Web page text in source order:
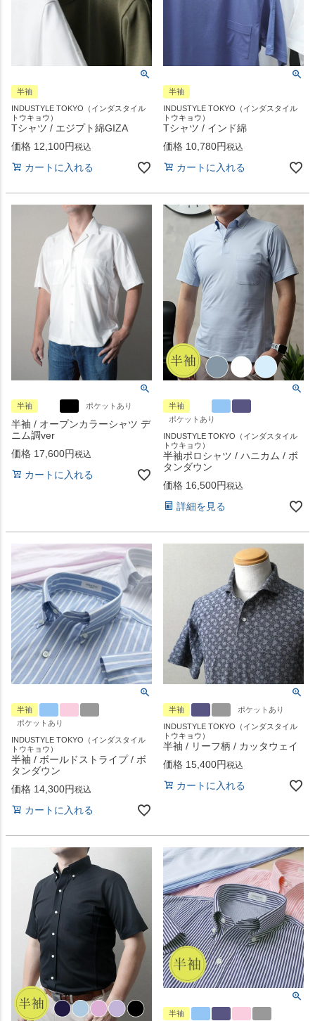
半袖
INDUSTYLE TOKYO（インダスタイル
トウキョウ）
Tシャツ / エジプト綿GIZA
価格 12,100 税込
カートに入れる
半袖
INDUSTYLE TOKYO（インダスタイル
トウキョウ）
Tシャツ / インド綿
価格 10,780 税込
カートに入れる
半袖 ポケットあり
半袖 / オープンカラーシャツ デ
ニム調ver
価格 17,600 税込
カートに入れる
半袖
ポケットあり
INDUSTYLE TOKYO（インダスタイル
トウキョウ）
半袖ポロシャツ / ハニカム / ボ
タンダウン
価格 16,500 税込
詳細を見る
半袖
ポケットあり
INDUSTYLE TOKYO（インダスタイル
トウキョウ）
半袖 / ボールドストライプ / ボ
タンダウン
価格 14,300 税込
カートに入れる
半袖
ポケットあり
INDUSTYLE TOKYO（インダスタイル
トウキョウ）
半袖 / リーフ柄 / カッタウェイ
価格 15,400 税込
カートに入れる
半袖